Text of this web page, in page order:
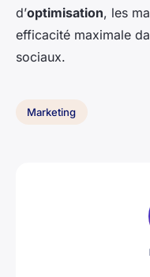
d’optimisation, les
efficacité maximale
sociaux.
Marketing